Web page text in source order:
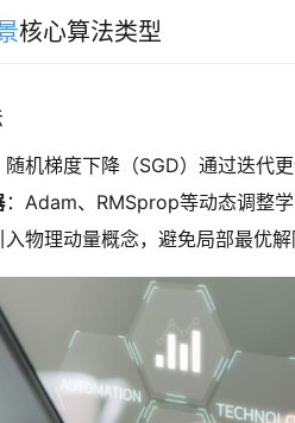
核心算法类型
随机梯度下降（SGD）通过迭代
：Adam、RMSprop等动态调整
入物理动量概念，避免局部最优